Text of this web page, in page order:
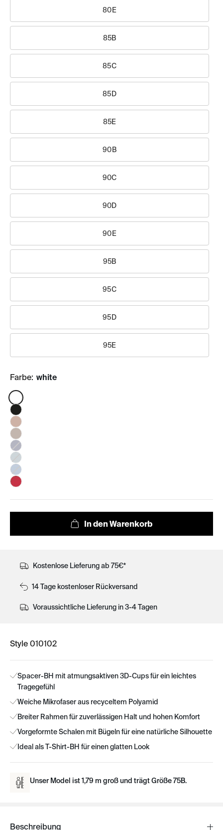
80E
85B
85C
85D
85E
90B
90C
90D
90E
95B
95C
95D
95E
Farbe: white
Color:
Kostenlose Lieferung ab 75€*
14 Tage kostenloser Rückversand
Voraussichtliche Lieferung in 3-4 Tagen
Style 010102
Spacer-BH mit atmungsaktiven 3D-Cups für ein leichtes
Tragegefühl
Weiche Mikrofaser aus recyceltem Polyamid
Breiter Rahmen für zuverlässigen Halt und hohen Komfort
Vorgeformte Schalen mit Bügeln für eine natürliche Silhouette
Ideal als T-Shirt-BH für einen glatten Look
Unser Model ist 1,79 m groß und trägt Größe 75B.
Beschreibung